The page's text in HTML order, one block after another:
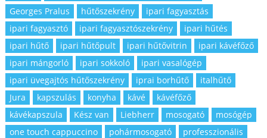
Georges Pralus
hűtőszekrény
ipari fagyasztás
ipari fagyasztó
ipari fagyasztószekrény
ipari hűtés
ipari hűtő
ipari hűtőpult ipari hűtővitrin
ipari kávéfőző
ipari mángorló
ipari sokkoló
ipari vasalógép
ipari üvegajtós hűtőszekrény
iprai borhűtő
italhűtő
Jura
kapszulás konyha kávé
kávéfőző
kávékapszula
Kész van Liebherr mosogató
mosógép
one touch cappuccino
pohármosogató
professzionális